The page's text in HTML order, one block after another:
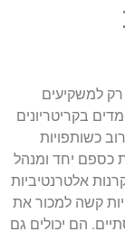
רק למשקיעים
בקריטריונים
כשותפויות
כספם יחד ומנהל
אלטרנטיביות
קשה למכור את
הם יכולים גם